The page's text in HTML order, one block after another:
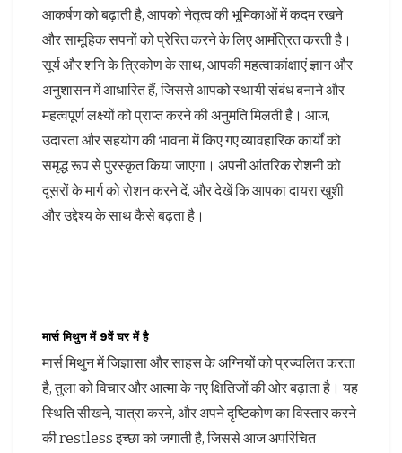
आकर्षण को बढ़ाती है, आपको नेतृत्व की भूमिकाओं में कदम रखने
और सामूहिक सपनों को प्रेरित करने के लिए आमंत्रित करती है।
सूर्य और शनि के त्रिकोण के साथ, आपकी महत्वाकांक्षाएं ज्ञान और
अनुशासन में आधारित हैं, जिससे आपको स्थायी संबंध बनाने और
महत्वपूर्ण लक्ष्यों को प्राप्त करने की अनुमति मिलती है। आज,
उदारता और सहयोग की भावना में किए गए व्यावहारिक कार्यों को
समृद्ध रूप से पुरस्कृत किया जाएगा। अपनी आंतरिक रोशनी को
दूसरों के मार्ग को रोशन करने दें, और देखें कि आपका दायरा खुशी
और उद्देश्य के साथ कैसे बढ़ता है।
मार्स मिथुन में 9वें घर में है
मार्स मिथुन में जिज्ञासा और साहस के अग्नियों को प्रज्वलित करता
है, तुला को विचार और आत्मा के नए क्षितिजों की ओर बढ़ाता है। यह
स्थिति सीखने, यात्रा करने, और अपने दृष्टिकोण का विस्तार करने
की restless इच्छा को जगाती है, जिससे आज अपरिचित